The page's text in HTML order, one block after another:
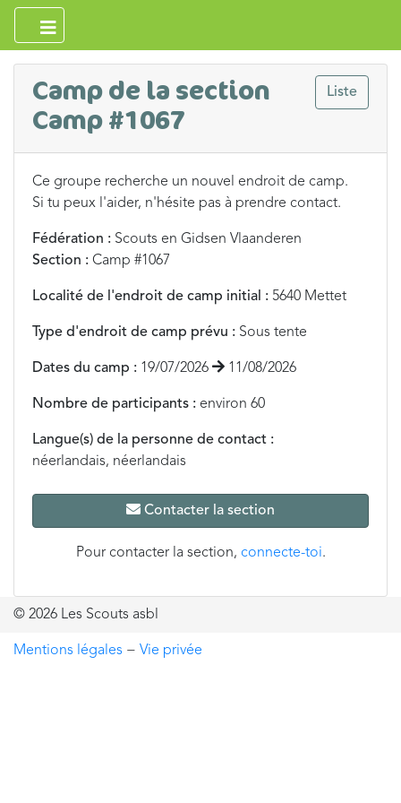
Liste
Camp de la section
Camp #1067
Ce groupe recherche un nouvel endroit de camp.
Si tu peux l'aider, n'hésite pas à prendre contact.
Fédération : Scouts en Gidsen Vlaanderen
Section : Camp #1067
Localité de l'endroit de camp initial : 5640 Mettet
Type d'endroit de camp prévu : Sous tente
Dates du camp : 19/07/2026 11/08/2026
Nombre de participants : environ 60
Langue(s) de la personne de contact :
néerlandais, néerlandais
Contacter la section
Pour contacter la section, connecte-toi.
© 2026 Les Scouts asbl
Mentions légales − Vie privée